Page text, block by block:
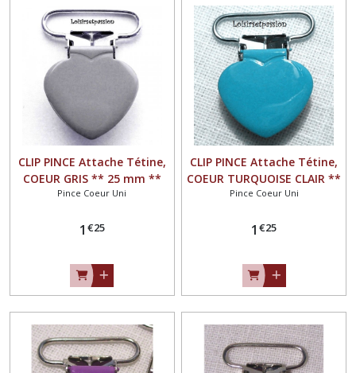
CLIP PINCE Attache Tétine,
COEUR GRIS ** 25 mm **
Couleur uni émaillée,
Pince Coeur Uni
1 €25
CLIP PINCE Attache Tétine,
COEUR TURQUOISE CLAIR **
25 mm ** Couleur uni
Pince Coeur Uni
1 €25